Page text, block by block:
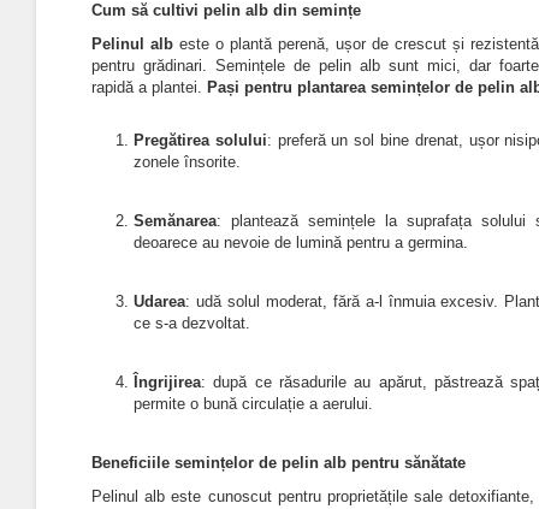
Cum să cultivi pelin alb din semințe
Pelinul alb este o plantă perenă, ușor de crescut și
pentru grădinari. Semințele de pelin alb sunt mici, dar
rapidă a plantei. Pași pentru plantarea semințelor de pelin
Pregătirea solului: preferă un sol bine drenat, ușor
zonele însorite.
Semănarea: plantează semințele la suprafața
deoarece au nevoie de lumină pentru a germina.
Udarea: udă solul moderat, fără a-l înmuia excesiv.
ce s-a dezvoltat.
Îngrijirea: după ce răsadurile au apărut, păstrează
permite o bună circulație a aerului.
Beneficiile semințelor de pelin alb pentru sănătate
Pelinul alb este cunoscut pentru proprietățile sale